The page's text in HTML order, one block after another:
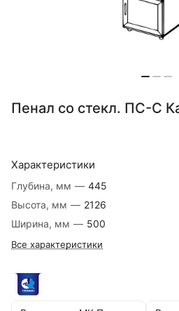
Пенал со стекл. ПС-С
Характеристики
Глубина, мм — 445
Высота, мм — 2126
Ширина, мм — 500
Все характеристики